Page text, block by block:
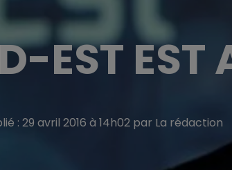
EST EST
: 29 avril 2016 à 14h02 par La rédaction